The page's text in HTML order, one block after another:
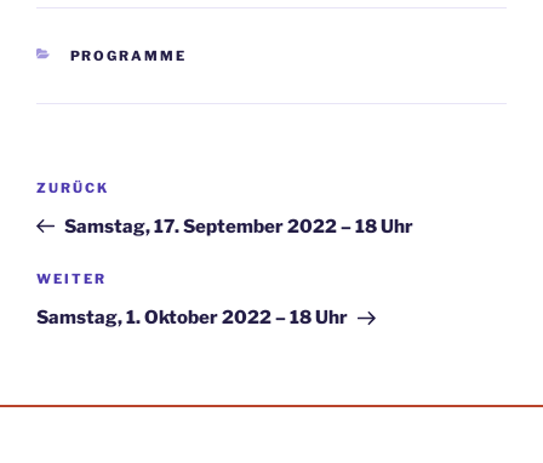
KATEGORIEN
PROGRAMME
Beitragsnavigation
Vorheriger
Beitrag
ZURÜCK
Samstag, 17. September 2022 – 18 Uhr
Nächster
Beitrag
WEITER
Samstag, 1. Oktober 2022 – 18 Uhr